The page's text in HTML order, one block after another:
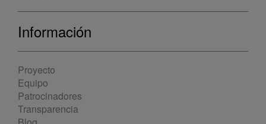
Información
Proyecto
Equipo
Patrocinadores
Transparencia